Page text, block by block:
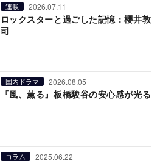
連載 2026.07.11
ロックスターと過ごした記憶：櫻井敦
司
国内ドラマ 2026.08.05
『風、薫る』板橋駿谷の安心感が光る
コラム 2025.06.22